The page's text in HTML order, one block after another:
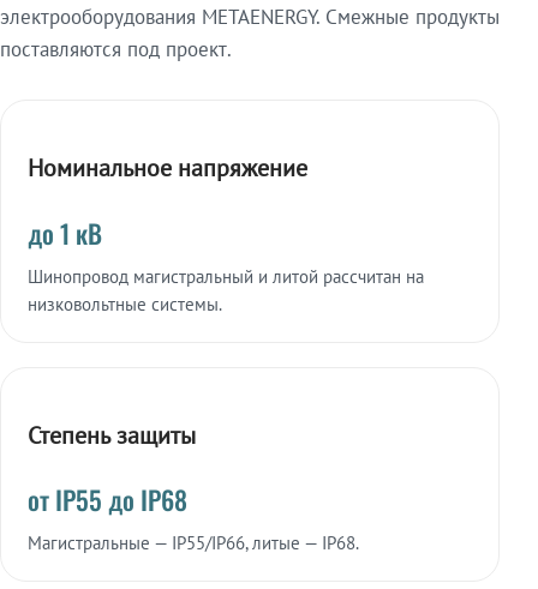
электрооборудования METAENERGY. Смежные продукты
поставляются под проект.
Номинальное напряжение
до 1 кВ
Шинопровод магистральный и литой рассчитан на
низковольтные системы.
Степень защиты
от IP55 до IP68
Магистральные — IP55/IP66, литые — IP68.